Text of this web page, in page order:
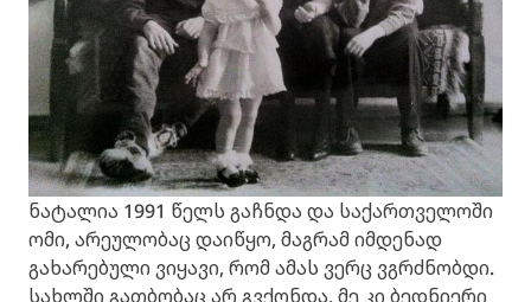
ნატალია 1991 წელს გაჩნდა და საქართველოში
ომი, არეულობაც დაიწყო, მაგრამ იმდენად
გახარებული ვიყავი, რომ ამას ვერც ვგრძნობდი.
სახლში გათბობაც არ გვქონდა, მე კი ბედნიერი